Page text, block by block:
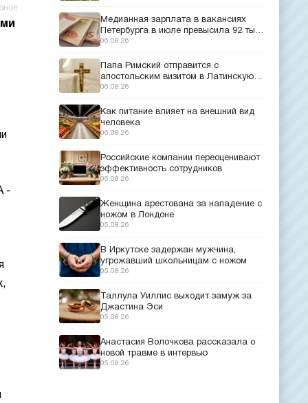
-
Медианная зарплата в вакансиях
Петербурга в июле превысила 92 тыс.
рублей
06.08.26
Папа Римский отправится с
апостольским визитом в Латинскую
Америку
06.08.26
Как питание влияет на внешний вид
человека
06.08.26
Российские компании переоценивают
эффективность сотрудников
06.08.26
Женщина арестована за нападение с
ножом в Лондоне
05.08.26
В Иркутске задержан мужчина,
угрожавший школьницам с ножом
05.08.26
Таллула Уиллис выходит замуж за
Джастина Эси
05.08.26
Анастасия Волочкова рассказала о
новой травме в интервью
05.08.26